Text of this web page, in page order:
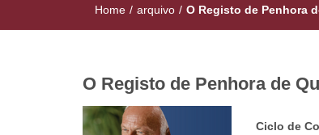
Home / arquivo / O Registo de Penhora
O Registo de Penhora de
Ciclo de